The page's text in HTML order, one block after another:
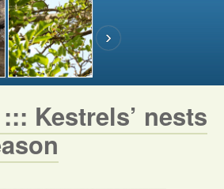
Kestrels’ nests